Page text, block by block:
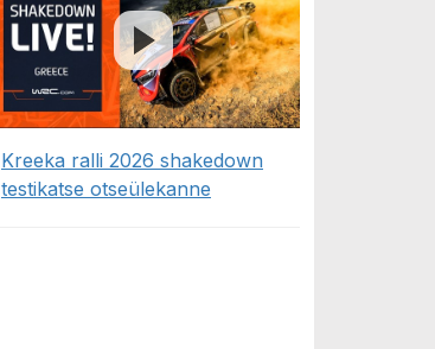
Kreeka ralli 2026 shakedown
testikatse otseülekanne